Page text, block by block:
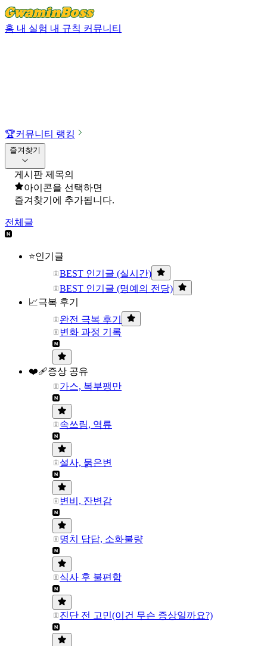
홈 내 실험 내 규칙 커뮤니티
🏆커뮤니티 랭킹
즐겨찾기
게시판 제목의
아이콘을 선택하면
즐겨찾기에 추가됩니다.
전체글
⭐인기글
BEST 인기글 (실시간)
BEST 인기글 (명예의 전당)
📈극복 후기
완전 극복 후기
변화 과정 기록
❤️‍🩹증상 공유
가스, 복부팽만
속쓰림, 역류
설사, 묽은변
변비, 잔변감
명치 답답, 소화불량
식사 후 불편함
진단 전 고민(이건 무슨 증상일까요?)